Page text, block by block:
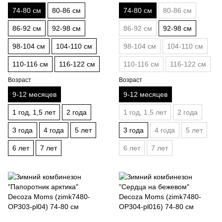
74-80 см 80-86 см
86-92 см 92-98 см
98-104 см 104-110 см
110-116 см 116-122 см
Возраст
9-12 месяцев
1 год, 1,5 лет 2 года
3 года 4 года 5 лет
6 лет 7 лет
74-80 см 80-86 см
86-92 см 92-98 см
98-104 см 104-110 см
110-116 см 116-122 см
Возраст
9-12 месяцев
1 год, 1,5 лет 2 года
3 года 4 года 5 лет
6 лет 7 лет